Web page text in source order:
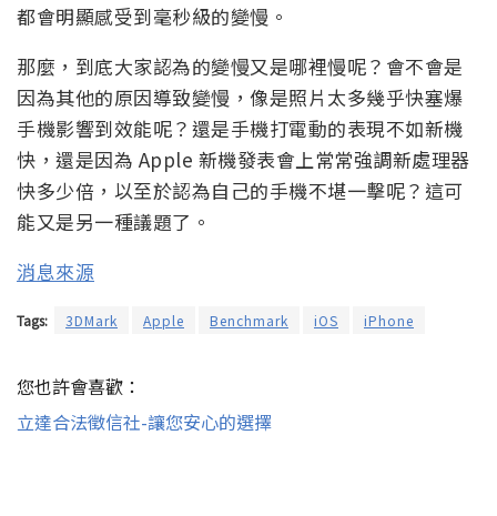
都會明顯感受到毫秒級的變慢。
那麼，到底大家認為的變慢又是哪裡慢呢？會不會是
因為其他的原因導致變慢，像是照片太多幾乎快塞爆
手機影響到效能呢？還是手機打電動的表現不如新機
快，還是因為 Apple 新機發表會上常常強調新處理器
快多少倍，以至於認為自己的手機不堪一擊呢？這可
能又是另一種議題了。
消息來源
Tags: 3DMark Apple Benchmark iOS iPhone
您也許會喜歡：
立達合法徵信社-讓您安心的選擇